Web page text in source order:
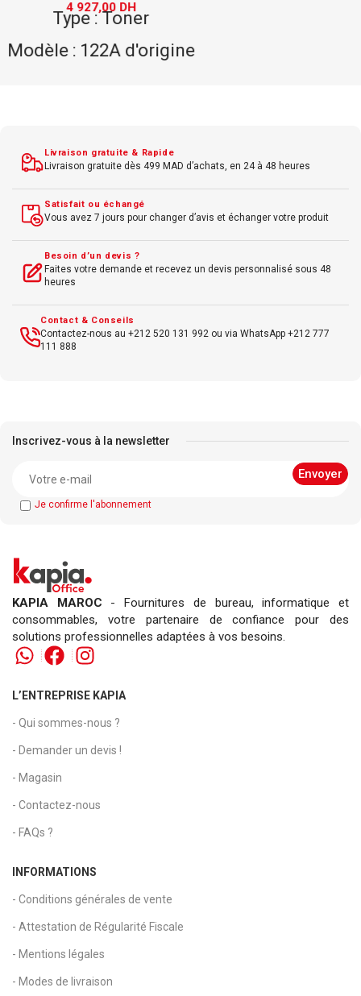
1 337,00
Type : Toner
Modèle : 130A d'origine
Livraison gratuite & Rapide
Livraison gratuite dès 499 MAD d’achats, en 24 à 48 heures
Satisfait ou échangé
Vous avez 7 jours pour changer d’avis et échanger votre produit
Besoin d’un devis ?
Faites votre demande et recevez un devis personnalisé sous 48
heures
Contact & Conseils
Contactez-nous au +212 520 131 992 ou via WhatsApp +212 777
111 888
Inscrivez-vous à la newsletter
Je confirme l'abonnement
KAPIA MAROC - Fournitures de bureau, informatique et
consommables, votre partenaire de confiance pour des
solutions professionnelles adaptées à vos besoins.
L’ENTREPRISE KAPIA
- Qui sommes-nous ?
- Demander un devis !
- Magasin
- Contactez-nous
- FAQs ?
INFORMATIONS
- Conditions générales de vente
- Attestation de Régularité Fiscale
- Mentions légales
- Modes de livraison